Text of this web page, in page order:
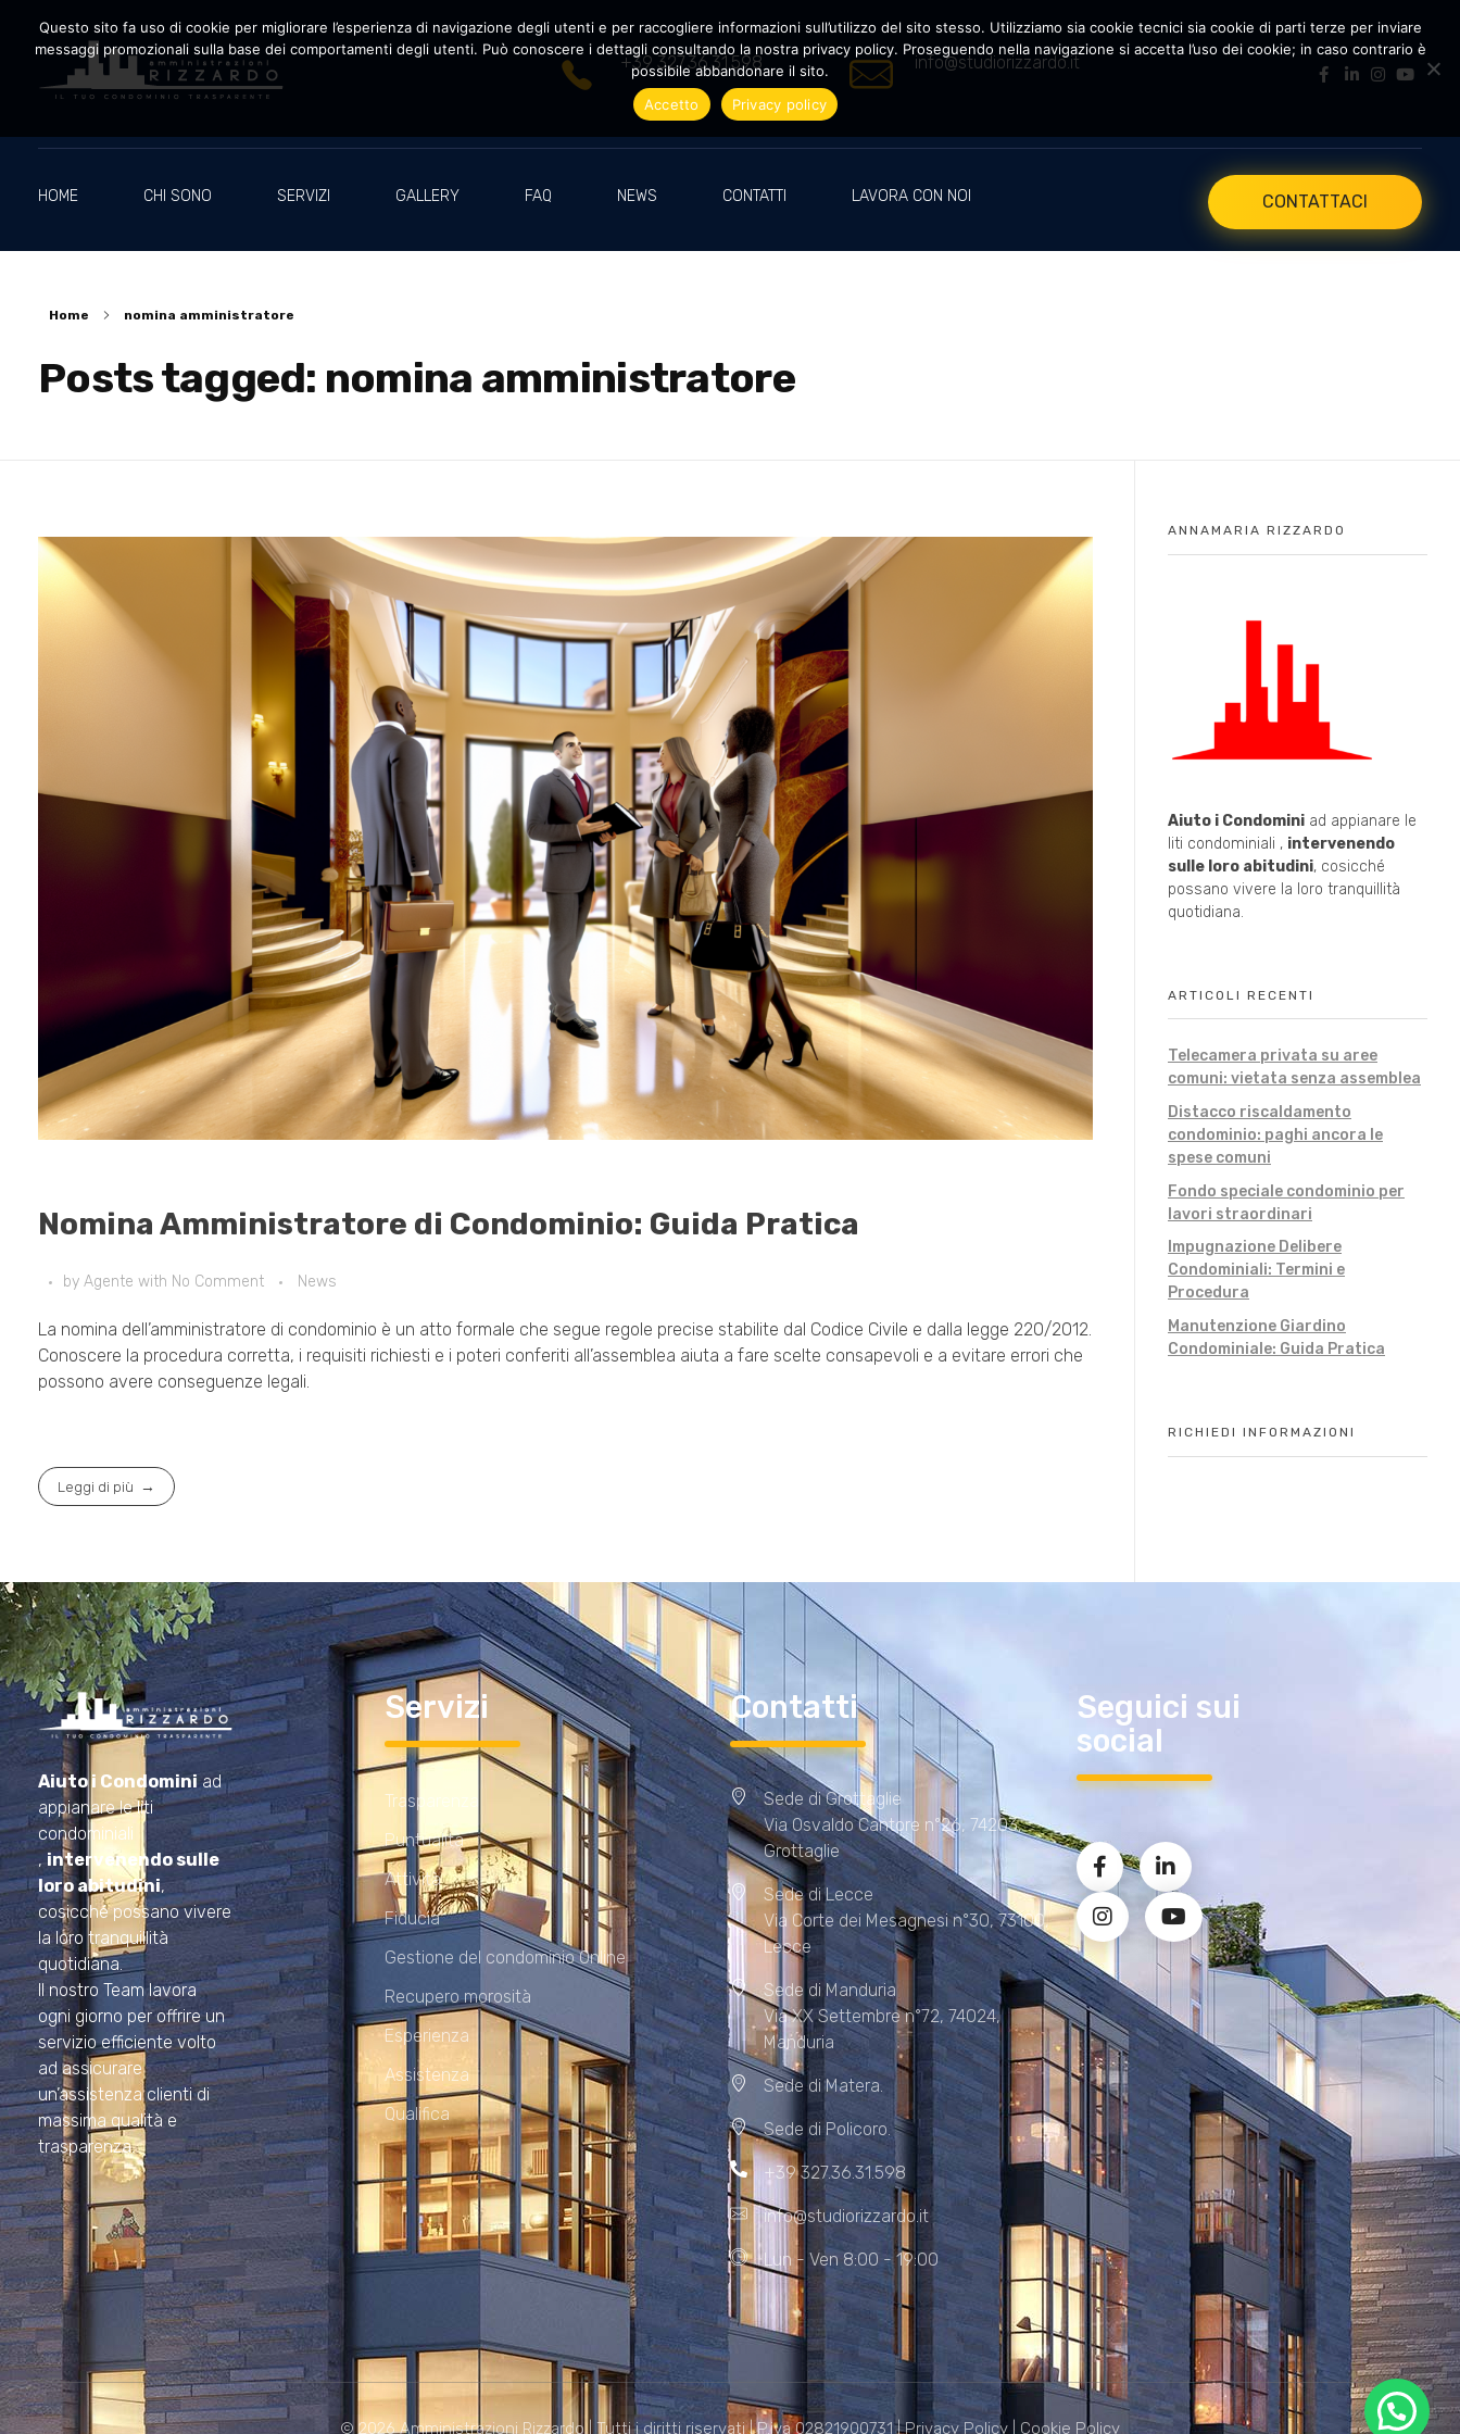
+39 327.36.31.598 info@studiorizzardo.it
HOME CHI SONO SERVIZI GALLERY FAQ NEWS CONTATTI LAVORA CON NOI CONTATTACI
Home nomina amministratore
Posts tagged: nomina amministratore
Nomina Amministratore di Condominio: Guida Pratica
by Agente with No Comment News
La nomina dell’amministratore di condominio è un atto formale che segue regole precise stabilite dal Codice Civile e dalla legge 220/2012.
Conoscere la procedura corretta, i requisiti richiesti e i poteri conferiti all’assemblea aiuta a fare scelte consapevoli e a evitare errori che
possono avere conseguenze legali.
Leggi di più
ANNAMARIA RIZZARDO
Aiuto i Condomini ad appianare le
liti condominiali , intervenendo
sulle loro abitudini, cosicché
possano vivere la loro tranquillità
quotidiana.
ARTICOLI RECENTI
Telecamera privata su aree
comuni: vietata senza assemblea
Distacco riscaldamento
condominio: paghi ancora le
spese comuni
Fondo speciale condominio per
lavori straordinari
Impugnazione Delibere
Condominiali: Termini e
Procedura
Manutenzione Giardino
Condominiale: Guida Pratica
RICHIEDI INFORMAZIONI
Amministrazioni Rizzardo
Il tuo condominio trasparente
Aiuto i Condominiad
appianare le liti
condominiali
, intervenendo sulle
loro abitudini,
cosicché possano vivere
la loro tranquillità
quotidiana.
Il nostro Team lavora
ogni giorno per offrire un
servizio efficiente volto
ad assicurare
un’assistenza clienti di
massima qualità e
trasparenza.
Servizi
Trasparenza
Puntualità
Attività
Fiducia
Gestione del condominio Online
Recupero morosità
Esperienza
Assistenza
Qualifica
Contatti
Sede di Grottaglie
Via Osvaldo Cantore n°26, 74203,
Grottaglie
Sede di Lecce
Via Corte dei Mesagnesi n°30, 73100,
Lecce
Sede di Manduria
Via XX Settembre n°72, 74024,
Manduria
Sede di Matera.
Sede di Policoro.
+39 327.36.31.598
info@studiorizzardo.it
Lun - Ven 8:00 - 19:00
Seguici sui
social
© 2026 Amministrazioni Rizzardo | Tutti i diritti riservati | P.iva 02821900731 |Privacy Policy Cookie Policy
Questo sito fa uso di cookie per migliorare l’esperienza di navigazione degli utenti e per raccogliere informazioni sull’utilizzo del sito stesso. Utilizziamo sia cookie tecnici sia cookie di parti terze per inviare
messaggi promozionali sulla base dei comportamenti degli utenti. Può conoscere i dettagli consultando la nostra privacy policy. Proseguendo nella navigazione si accetta l’uso dei cookie; in caso contrario è
possibile abbandonare il sito.
Accetto
Privacy policy